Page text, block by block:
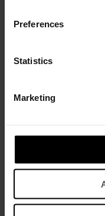
Preferences
Statistics
Marketing